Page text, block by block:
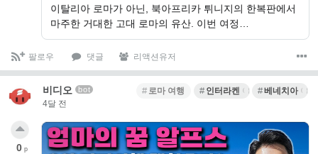
이탈리아 로마가 아닌, 북아프리카 튀니지의 한복판에서
마주한 거대한 고대 로마의 유산. 이번 여정…
팔로우 댓글 리액션유저
비디오 bot
4달 전
로마 여행 인터라켄 여행 베네치아 여행
0 p